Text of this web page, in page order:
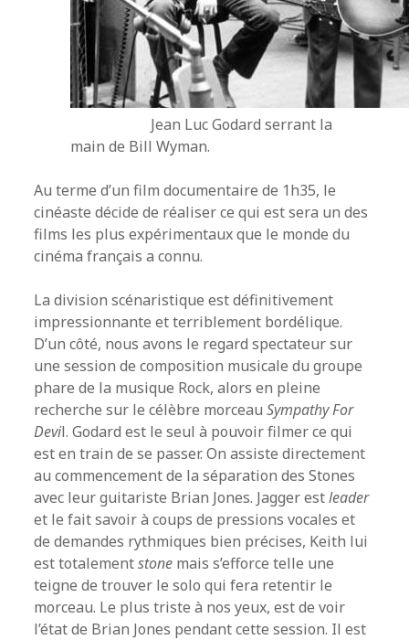
Jean Luc Godard serrant la
main de Bill Wyman.
Au terme d’un film documentaire de 1h35, le
cinéaste décide de réaliser ce qui est sera un des
films les plus expérimentaux que le monde du
cinéma français a connu.
La division scénaristique est définitivement
impressionnante et terriblement bordélique.
D’un côté, nous avons le regard spectateur sur
une session de composition musicale du groupe
phare de la musique Rock, alors en pleine
recherche sur le célèbre morceauSympathy For
Devil. Godard est le seul à pouvoir filmer ce qui
est en train de se passer. On assiste directement
au commencement de la séparation des Stones
avec leur guitariste Brian Jones. Jagger estleader
et le fait savoir à coups de pressions vocales et
de demandes rythmiques bien précises, Keith lui
est totalementstone mais s’efforce telle une
teigne de trouver le solo qui fera retentir le
morceau. Le plus triste à nos yeux, est de voir
l’état de Brian Jones pendant cette session. Il est